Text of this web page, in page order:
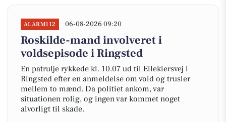
ALARM112 06-08-2026 09:20
Roskilde-mand involveret i
voldsepisode i Ringsted
En patrulje rykkede kl. 10.07 ud til Eilekiersvej i
Ringsted efter en anmeldelse om vold og trusler
mellem to mænd. Da politiet ankom, var
situationen rolig, og ingen var kommet noget
alvorligt til skade.